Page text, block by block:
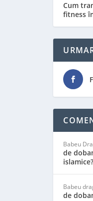
Cum
fitness
Babeu
de
islamice?
Babeu
de